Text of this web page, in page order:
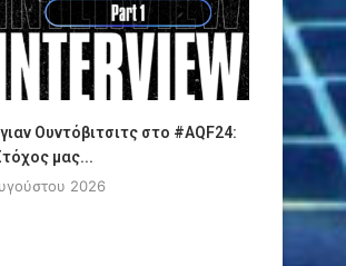
Ουντόβιτσιτς στο #AQF24:
μας...
2026